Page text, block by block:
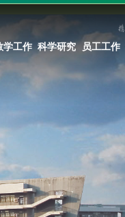
学工作 科学研究 员工工作